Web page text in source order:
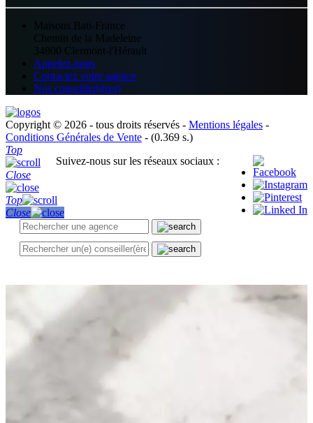
Maisons Bati-France
Chemin de la Madeleine
34800 Clermont-l'Hérault
Appelez-nous
Contactez votre agence
Nos conseiller(ères)
Copyright © 2026 - tous droits réservés - Mentions légales -
Conditions Générales de Vente - (0.369 s.)
Suivez-nous sur les réseaux sociaux :
Top
Close
Top
Close